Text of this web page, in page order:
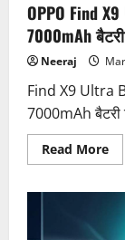
OPPO Find
7000mAh
Neeraj
Find X9 Ultra
7000mAh बैटरी
Read More